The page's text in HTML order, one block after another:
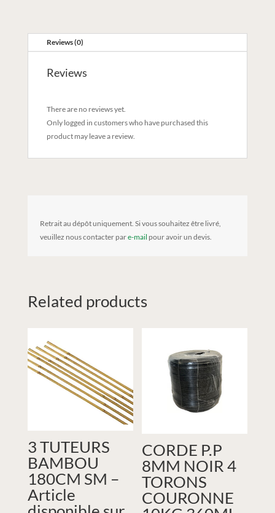
Reviews (0)
Reviews
There are no reviews yet.
Only logged in customers who have purchased this
product may leave a review.
Retrait au dépôt uniquement. Si vous souhaitez être livré,
veuillez nous contacter pare-mail pour avoir un devis.
Related products
3 TUTEURS
BAMBOU
180CM SM –
Article
CORDE P.P
8MM NOIR 4
TORONS
COURONNE